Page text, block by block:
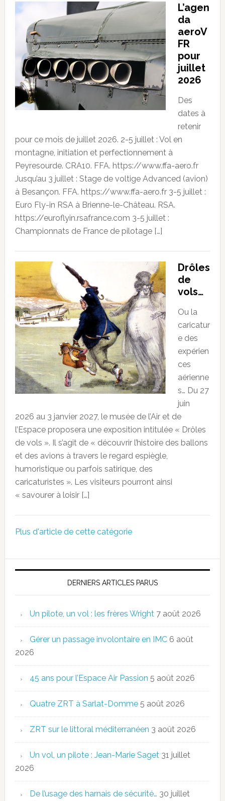
L’agen
da
aeroV
FR
pour
juillet
2026
Des
dates à
retenir
pour ce mois de juillet 2026. 2-5 juillet : Vol en
montagne, initiation et perfectionnement à
Peyresourde. CRA10. FFA. https://www.ffa-aero.fr
Jusqu’au 3 juillet : Stage de voltige Advanced (avion)
à Besançon. FFA. https://www.ffa-aero.fr 3-5 juillet :
Euro Fly-in RSA à Brienne-le-Château. RSA.
https://euroflyin.rsafrance.com 3-5 juillet :
Championnats de France de pilotage […]
Drôles
de
vols…
Ou la
caricatur
e des
expérien
ces
aérienne
s… Du 27
juin
2026 au 3 janvier 2027, le musée de l’Air et de
l’Espace proposera une exposition intitulée « Drôles
de vols ». Il s’agit de « découvrir l’histoire des ballons
et des avions à travers le regard espiègle,
humoristique ou parfois satirique, des
caricaturistes ». Les visiteurs pourront ainsi
« savourer à loisir […]
Plus d'article de cette catégorie
DERNIERS ARTICLES PARUS
Un pilote, un vol : les frères Wright 7 août 2026
Gérer un passage involontaire en IMC 6 août
2026
45 ans pour l’Espace Air Passion 5 août 2026
Quatre ZRT à Sarlat-Domme 5 août 2026
ZRT sur le littoral méditerranéen 3 août 2026
Un vol, un pilote : Jean-Marie Saget 31 juillet
2026
De l’usage des harnais de sécurité… 30 juillet